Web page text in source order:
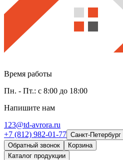
Время работы
Пн. - Пт.: с 8:00 до 18:00
Напишите нам
123@td-avrora.ru
+7 (812) 982-01-77 Санкт-Петербург
Обратный звонок
Корзина
Каталог продукции